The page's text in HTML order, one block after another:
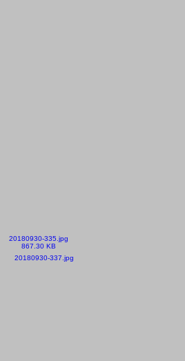
20180930-335.jpg
867.30 KB